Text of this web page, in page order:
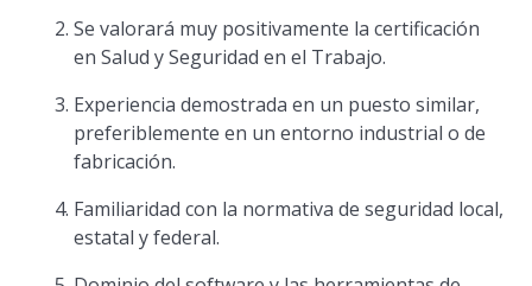
Se valorará muy positivamente la certificación
en Salud y Seguridad en el Trabajo.
Experiencia demostrada en un puesto similar,
preferiblemente en un entorno industrial o de
fabricación.
Familiaridad con la normativa de seguridad local,
estatal y federal.